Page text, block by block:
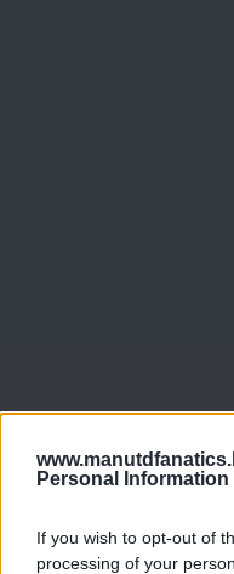
Personal Information
If you wish to opt-out of
processing of your